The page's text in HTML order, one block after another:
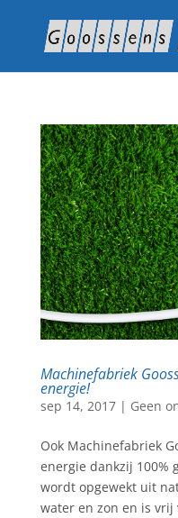
Machinefabriek
energie!
sep 14, 2017| Geen
Ook Machinefabriek
energie dankzij 100%
wordt opgewekt uit
water en zon en is vrij